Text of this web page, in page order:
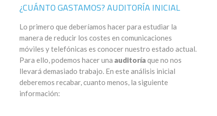
¿CUÁNTO GASTAMOS? AUDITORÍA INICIAL
Lo primero que deberíamos hacer para estudiar la
manera de reducir los costes en comunicaciones
móviles y telefónicas es conocer nuestro estado actual.
Para ello, podemos hacer una auditoríaque no nos
llevará demasiado trabajo. En este análisis inicial
deberemos recabar, cuanto menos, la siguiente
información: